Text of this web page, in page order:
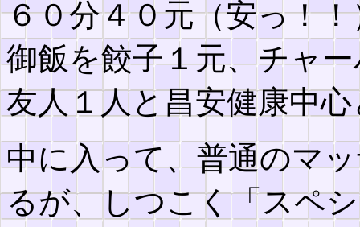
６０分４０元（安っ！
御飯を餃子１元、チャ
友人１人と昌安健康中
中に入って、普通のマ
るが、しつこく「スペ